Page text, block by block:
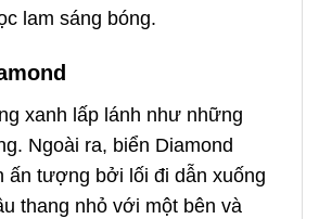
lam sáng bóng.
xanh lấp lánh như những
Ngoài ra, biển Diamond
ấn tượng bởi lối đi dẫn xuống
thang nhỏ với một bên và